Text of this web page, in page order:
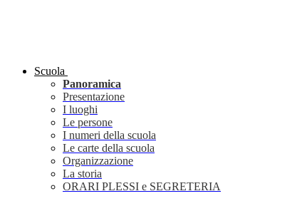
Scuola
Panoramica
Presentazione
I luoghi
Le persone
I numeri della scuola
Le carte della scuola
Organizzazione
La storia
ORARI PLESSI e SEGRETERIA